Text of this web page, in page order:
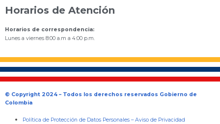
Horarios de Atención
Horarios de correspondencia:
Lunes a viernes 8:00 a.m a 4:00 p.m.
© Copyright 2024 – Todos los derechos reservados Gobierno de
Colombia
Política de Protección de Datos Personales –Aviso de Privacidad